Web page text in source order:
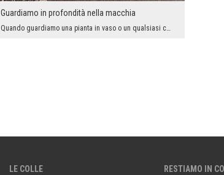
Guardiamo in profondità nella macchia
Quando guardiamo una pianta in vaso o un qualsiasi cespuglio in modo ordinario e quotidiano, perc...
LE COLLE RESTIAMO IN